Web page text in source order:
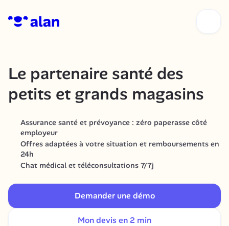
Le partenaire santé des
petits et grands magasins
Assurance santé et prévoyance : zéro paperasse côté
employeur
Offres adaptées à votre situation et remboursements en
24h
Chat médical et téléconsultations 7/7j
Demander une démo
Mon devis en 2 min